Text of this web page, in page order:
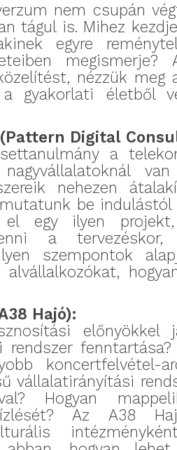
nem csupán
tágul is. Mihez
egyre
megismerje?
nézzük meg
a gyakorlati életből
(Pattern Digital
a
nehezen
be indulástól
el egy ilyen
a
szempontok
alvállalkozókat,
Hajó):
előnyökkel
rendszer
koncertfelvétel-
vállalatirányítási
val? Hogyan
ízlését? Az A38